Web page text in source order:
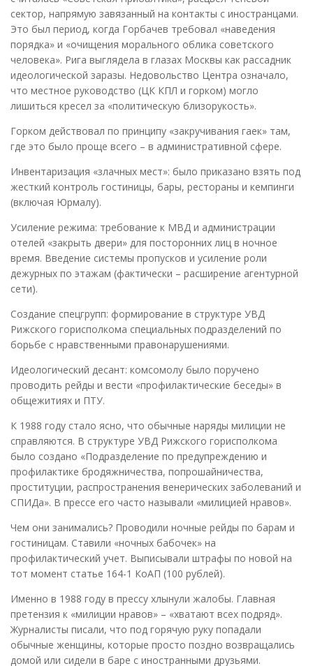
сектор, напрямую завязанный на контакты с иностранцами.
Это был период, когда Горбачев требовал «наведения
порядка» и «очищения морального облика советского
человека». Рига выглядела в глазах Москвы как рассадник
идеологической заразы. Недовольство Центра означало,
что местное руководство (ЦК КПЛ и горком) могло
лишиться кресел за «политическую близорукость».
Горком действовал по принципу «закручивания гаек» там,
где это было проще всего – в административной сфере.
Инвентаризация «злачных мест»: было приказано взять под
жесткий контроль гостиницы, бары, рестораны и кемпинги
(включая Юрмалу).
Усиление режима: требование к МВД и администрации
отелей «закрыть двери» для посторонних лиц в ночное
время. Введение системы пропусков и усиление роли
дежурных по этажам (фактически – расширение агентурной
сети).
Создание спецгрупп: формирование в структуре УВД
Рижского горисполкома специальных подразделений по
борьбе с нравственными правонарушениями.
Идеологический десант: комсомолу было поручено
проводить рейды и вести «профилактические беседы» в
общежитиях и ПТУ.
К 1988 году стало ясно, что обычные наряды милиции не
справляются. В структуре УВД Рижского горисполкома
было создано «Подразделение по предупреждению и
профилактике бродяжничества, попрошайничества,
проституции, распространения венерических заболеваний и
СПИДа». В прессе его часто называли «милицией нравов».
Чем они занимались? Проводили ночные рейды по барам и
гостиницам. Ставили «ночных бабочек» на
профилактический учет. Выписывали штрафы по новой на
тот момент статье 164-1 КоАП (100 рублей).
Именно в 1988 году в прессу хлынули жалобы. Главная
претензия к «милиции нравов» – «хватают всех подряд».
Журналисты писали, что под горячую руку попадали
обычные женщины, которые просто поздно возвращались
домой или сидели в баре с иностранными друзьями.